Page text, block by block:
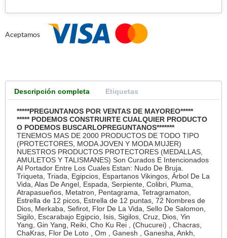
Aceptamos
Descripción completa Etiquetas
*****PREGUNTANOS POR VENTAS DE MAYOREO*****
***** PODEMOS CONSTRUIRTE CUALQUIER PRODUCTO
O PODEMOS BUSCARLOPREGUNTANOS*******
TENEMOS MAS DE 2000 PRODUCTOS DE TODO TIPO
(PROTECTORES, MODA JOVEN Y MODA MUJER)
NUESTROS PRODUCTOS PROTECTORES (MEDALLAS,
AMULETOS Y TALISMANES) Son Curados E Intencionados
Al Portador Entre Los Cuales Estan: Nudo De Bruja.
Triqueta, Triada, Egipcios, Espartanos Vikingos, Árbol De La
Vida, Alas De Angel, Espada, Serpiente, Colibri, Pluma,
Atrapasueños, Metatron, Pentagrama, Tetragramaton,
Estrella de 12 picos, Estrella de 12 puntas, 72 Nombres de
Dios, Merkaba, Sefirot, Flor De La Vida, Sello De Salomon,
Sigilo, Escarabajo Egipcio, Isis, Sigilos, Cruz, Dios, Yin
Yang, Gin Yang, Reiki, Cho Ku Rei , (Chucurei) , Chacras,
ChaKras, Flor De Loto , Om , Ganesh , Ganesha, Ankh,